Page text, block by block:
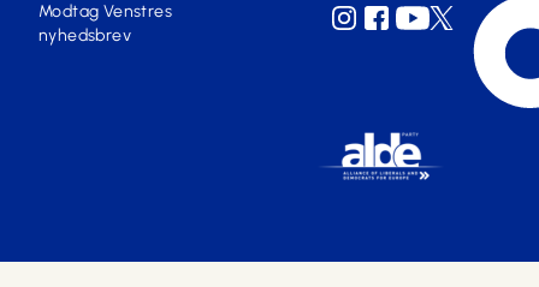
Modtag Venstres
nyhedsbrev